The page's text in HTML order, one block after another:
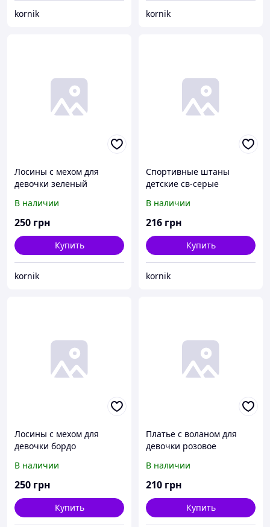
kornik kornik
Лосины с мехом для
девочки зеленый
В наличии
250 грн
Купить
kornik
Спортивные штаны
детские св-серые
В наличии
216 грн
Купить
kornik
Лосины с мехом для
девочки бордо
В наличии
250 грн
Купить
Платье с воланом для
девочки розовое
В наличии
210 грн
Купить